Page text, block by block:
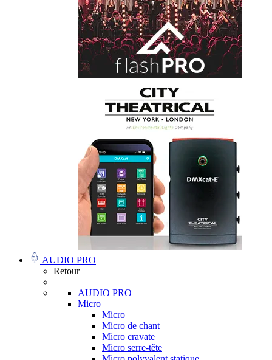
AUDIO PRO
Retour
AUDIO PRO
Micro
Micro
Micro de chant
Micro cravate
Micro serre-tête